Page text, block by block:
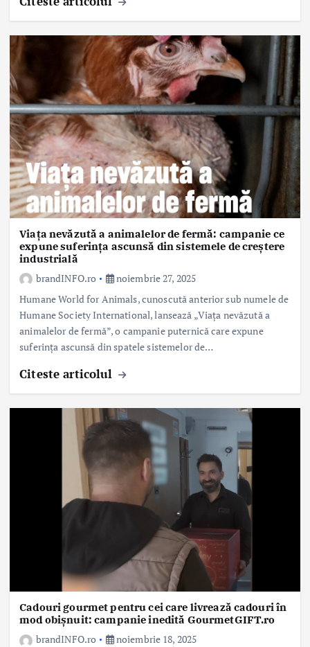
Viața nevăzută a animalelor de fermă: campanie ce
expune suferința ascunsă din sistemele de creștere
industrială
brandINFO.ro
noiembrie 27, 2025
Humane World for Animals, cunoscută anterior sub numele de
Humane Society International, lansează „Viața nevăzută a
animalelor de fermă”, o campanie puternică care expune
suferința ascunsă din spatele sistemelor de…
Citeste articolul
Cadouri gourmet pentru cei care livrează cadouri în
mod obișnuit: campanie inedită GourmetGIFT.ro
brandINFO.ro
noiembrie 18, 2025